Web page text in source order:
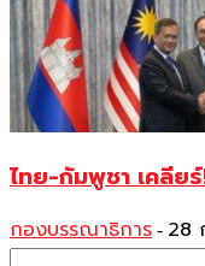
ไทย-กัมพูชา เคลีย
กองบรรณาธิการ - 28